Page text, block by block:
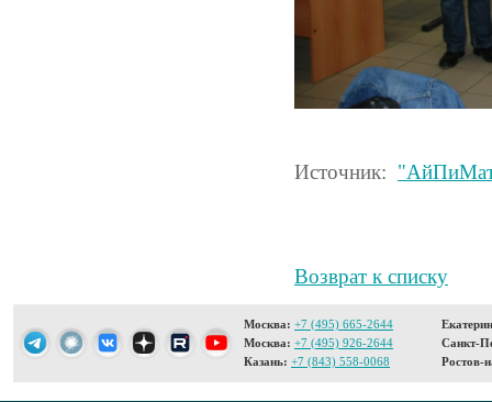
Источник:
Возврат к списку
Москва: +7 (495) 665-2644
Москва: +7 (495) 926-2644
Казань: +7 (843) 558-0068
Санкт-
Ростов-